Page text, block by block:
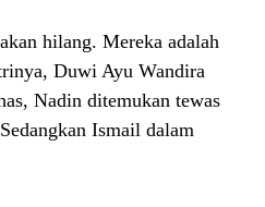
hilang. Mereka adalah
Duwi Ayu Wandira
Nadin ditemukan tewas
Ismail dalam